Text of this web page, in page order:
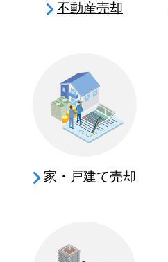
不動産売却
家・戸建て売却